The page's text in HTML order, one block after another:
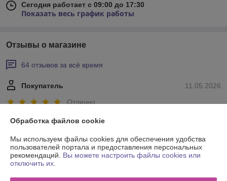
Сегодня работает с 09:00 до 17:30
Показать весь график работы
Отзывы о магазине
64 отзывов за всё время
11.05.2026
Покупатель
Отлично
Отлично
Обработка файлов cookie
Мы используем файлы cookies для обеспечения удобства
пользователей портала и предоставления персональных
рекомендаций. Вы можете настроить файлы cookies или
отключить их.